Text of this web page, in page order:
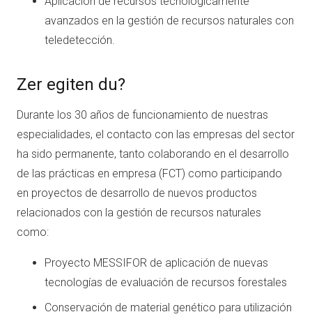
avanzados en la gestión de recursos naturales con
teledetección.
Zer egiten du?
Durante los 30 años de funcionamiento de nuestras
especialidades, el contacto con las empresas del sector
ha sido permanente, tanto colaborando en el desarrollo
de las prácticas en empresa (FCT) como participando
en proyectos de desarrollo de nuevos productos
relacionados con la gestión de recursos naturales
como:
Proyecto MESSIFOR de aplicación de nuevas
tecnologías de evaluación de recursos forestales
Conservación de material genético para utilización